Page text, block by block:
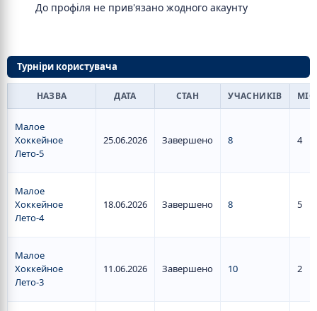
До профіля не прив'язано жодного акаунту
Турніри користувача
НАЗВА ДАТА СТАН УЧАСНИКІВ
Малое
Хоккейное
Лето-5
25.06.2026 Завершено 8 4
Малое
Хоккейное
Лето-4
18.06.2026 Завершено 8 5
Малое
Хоккейное
Лето-3
11.06.2026 Завершено 10 2